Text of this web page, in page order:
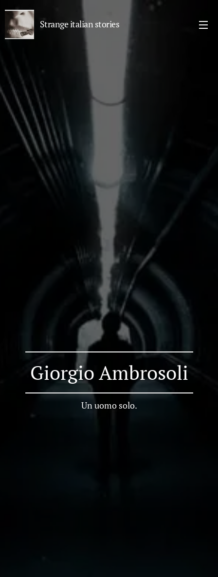
Strange italian stories
Giorgio Ambrosoli
Un uomo solo.